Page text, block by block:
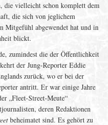
die vielleicht schon komplett dem
die sich von jeglichem
Mitgefühl abgewendet hat und in
blickt.
zumindest die der Öffentlichkeit
der Jung-Reporter Eddie
zurück, wo er bei der
antritt. Er war einige Jahre
„Fleet-Street-Meute“
deren Redaktionen
beheimatet sind. Es gehört zu